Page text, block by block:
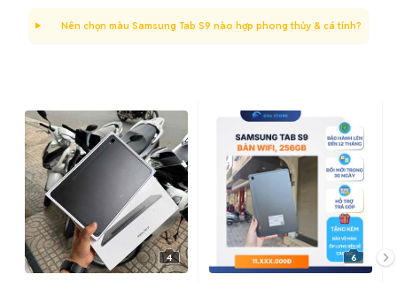
Nên chọn màu Samsung Tab S9 nào hợp phong thủy & cá tính?
4 6